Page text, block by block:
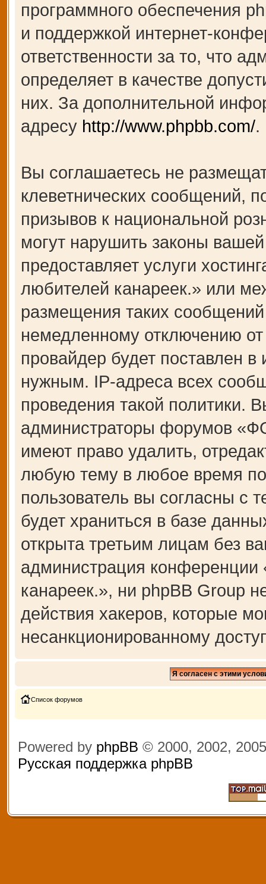
программного обеспечения
и поддержкой интернет-
ответственности за то, что
определяет в качестве
них. За дополнительной
адресу http://www.phpbb.com/.
Вы соглашаетесь не
клеветнических сообщений,
призывов к национальной
могут нарушить законы
предоставляет услуги
любителей канареек.» или
размещения таких
немедленному отключению
провайдер будет поставлен
нужным. IP-адреса всех
проведения такой политики.
администраторы форумов
имеют право удалить,
любую тему в любое время
пользователь вы согласны с
будет храниться в базе
открыта третьим лицам без
администрация
канареек.», ни phpBB Group
действия хакеров, которые
несанкционированному
Список форумов
Powered by phpBB © 2000, 2002,
Русская поддержка phpBB